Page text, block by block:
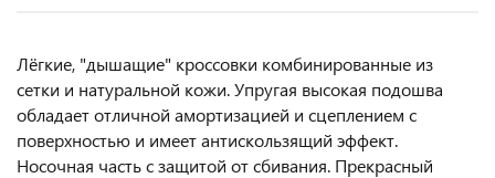
Лёгкие, "дышащие" кроссовки комбинированные из
сетки и натуральной кожи. Упругая высокая подошва
обладает отличной амортизацией и сцеплением с
поверхностью и имеет антискользящий эффект.
Носочная часть с защитой от сбивания. Прекрасный